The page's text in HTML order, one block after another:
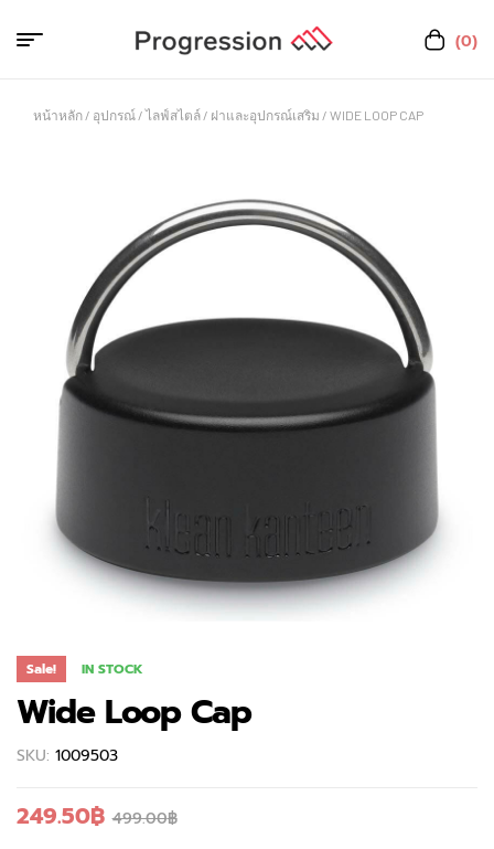
(0)
หน้าหลัก / อุปกรณ์ /ไลฟ์สไตล์ / ฝาและอุปกรณ์เสริม / WIDE LOOP CAP
Sale! IN STOCK
Wide Loop Cap
SKU: 1009503
499.00฿
249.50฿